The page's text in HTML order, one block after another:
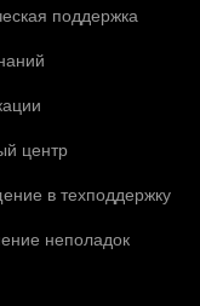
поддержка
центр
в техподдержку
неполадок